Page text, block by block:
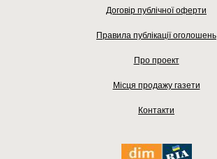
Договір публічної оферти
Правила публікації оголошень
Про проект
Місця продажу газети
Контакти